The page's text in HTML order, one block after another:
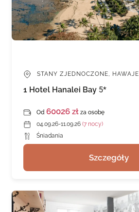
STANY ZJEDNOCZONE, HAWAJE
1 Hotel Hanalei Bay 5*
Od 60026 zł za osobę
04.09.26-11.09.26 (7 nocy)
Śniadania
Szczegóły